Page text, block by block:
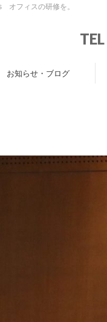
オフィスの研修を。
お知らせ・ブログ